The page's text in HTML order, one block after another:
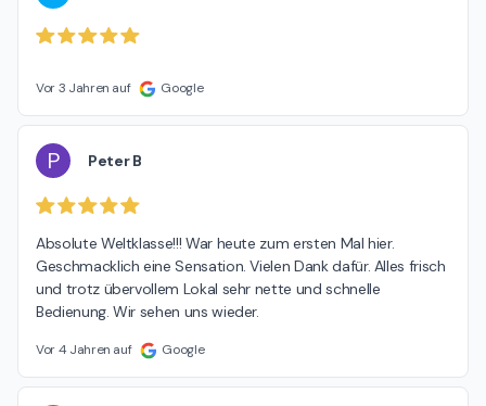
Vor 3 Jahren auf Google
P Peter B
Absolute Weltklasse!!! War heute zum ersten Mal hier.
Geschmacklich eine Sensation. Vielen Dank dafür. Alles frisch
und trotz übervollem Lokal sehr nette und schnelle
Bedienung. Wir sehen uns wieder.
Vor 4 Jahren auf Google